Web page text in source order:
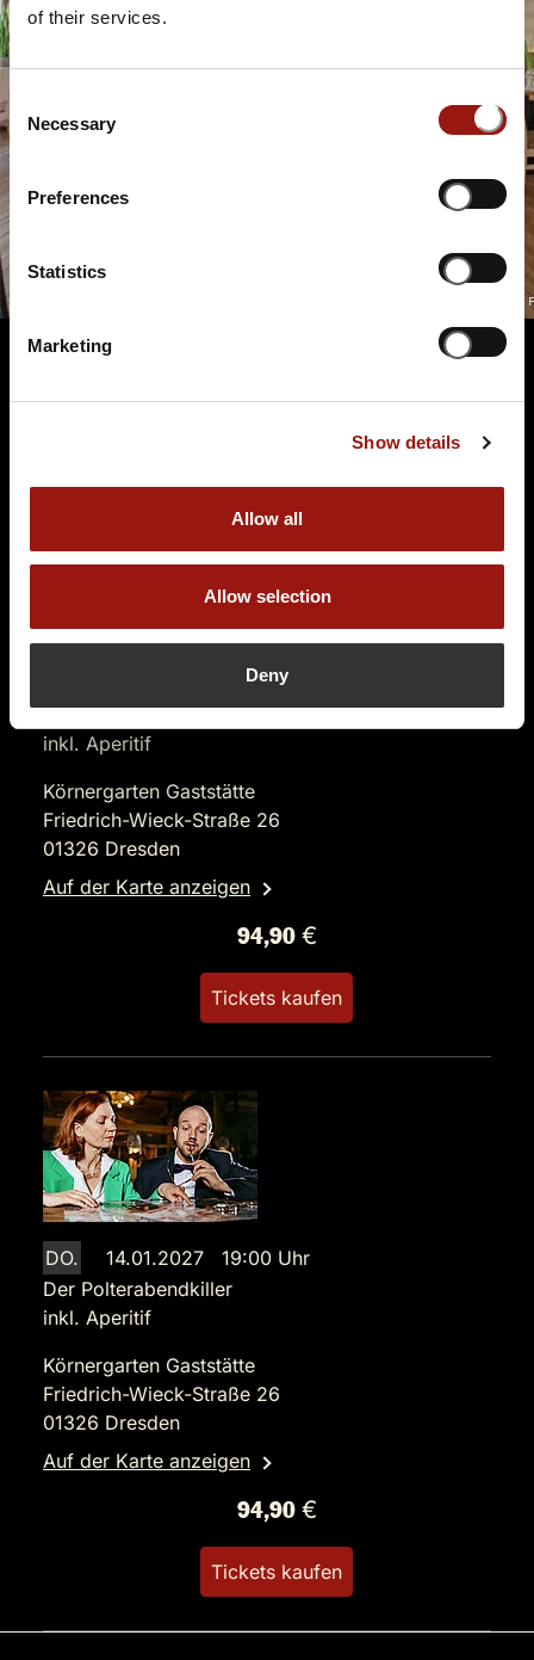
of their services.
Selection
Necessary
Preferences
Statistics
Marketing
Show details
Allow all
Allow selection
Deny
Der letzte Joint der Marie Juana - Ein Hippie
Krimi
inkl. Aperitif
Körnergarten Gaststätte
Friedrich-Wieck-Straße 26
01326 Dresden
Auf der Karte anzeigen
94,90 €
Tickets kaufen
DO.
14.01.2027 19:00 Uhr
Der Polterabendkiller
inkl. Aperitif
Körnergarten Gaststätte
Friedrich-Wieck-Straße 26
01326 Dresden
Auf der Karte anzeigen
94,90 €
Tickets kaufen